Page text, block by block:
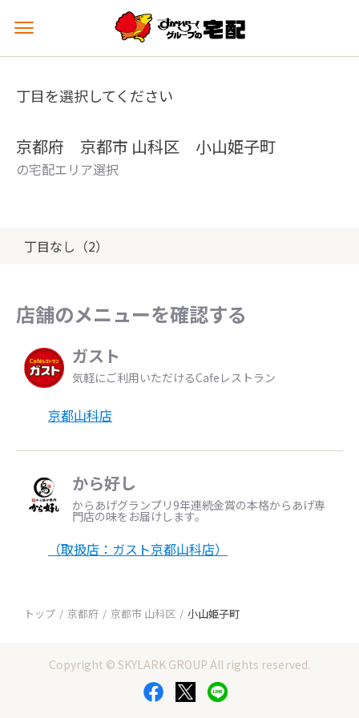
メ
ュ
を
丁目を選択してください
京都府 京都市 山科区 小山姫子町
の宅配エリア選択
丁目なし（2）
店舗のメニューを確認する
ガスト
気軽にご利用いただけるCafeレストラン
京都山科店
から好し
からあげグランプリ9年連続金賞の本格からあげ専
門店の味をお届けします。
（取扱店：ガスト京都山科店）
トップ 京都府 京都市 山科区 小山姫子町
Copyright © SKYLARK GROUP All rights reserved.